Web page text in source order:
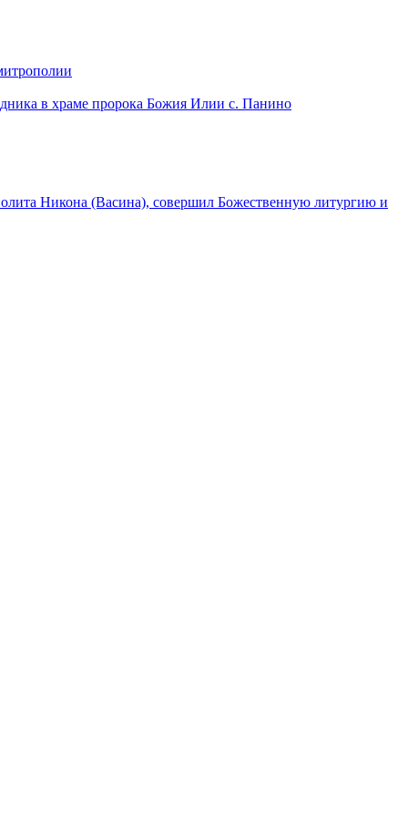
в храме пророка Божия Илии с. Панино
Никона (Васина), совершил Божественную литургию и